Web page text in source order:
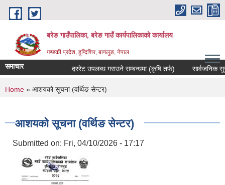
Skip to main content
बरेङ गाउँपालिका, बरेङ गाउँ कार्यपालिकाको कार्यालय
गण्डकी प्रदेश, हुग्दिशिर, बागलुङ, नेपाल
समाचार दररेट उपलब्ध गराउने सम्बन्धमा (कृषि तर्फ) सार्वजनिक
You are here
Home » आशयको सूचना (वर्थिङ सेन्टर)
आशयको सूचना (वर्थिङ सेन्टर)
Submitted on: Fri, 04/10/2026 - 17:17